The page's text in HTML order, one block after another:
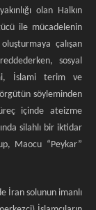
olan Halkın
ile mücadelenin
çalışan
sosyal
İslami terim ve
söyleminden
içinde ateizme
silahlı bir iktidar
Maocu “Peykar”
İran solunun imanlı